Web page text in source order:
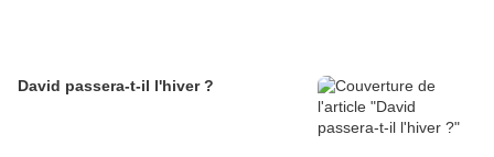
David passera-t-il l'hiver ?